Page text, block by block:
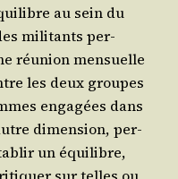
au sein du
mili­tants per­
réunion men­suelle
les deux groupes
enga­gées dans
dimen­sion, per­
un équi­libre,